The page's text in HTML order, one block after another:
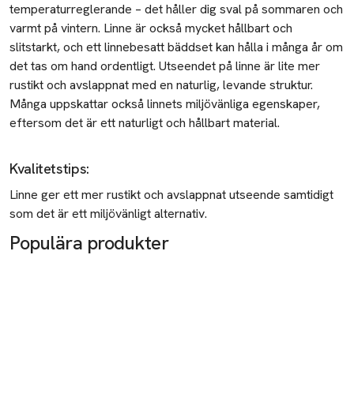
temperaturreglerande – det håller dig sval på sommaren och
varmt på vintern. Linne är också mycket hållbart och
slitstarkt, och ett linnebesattbäddsetkan hålla i många år om
det tas om hand ordentligt. Utseendet på linne är lite mer
rustikt och avslappnat med en naturlig, levande struktur.
Många uppskattar också linnets miljövänliga egenskaper,
eftersom det är ett naturligt och hållbart material.
Kvalitetstips:
Linne ger ett mer rustikt och avslappnat utseende samtidigt
som det är ett miljövänligt alternativ.
Populära produkter